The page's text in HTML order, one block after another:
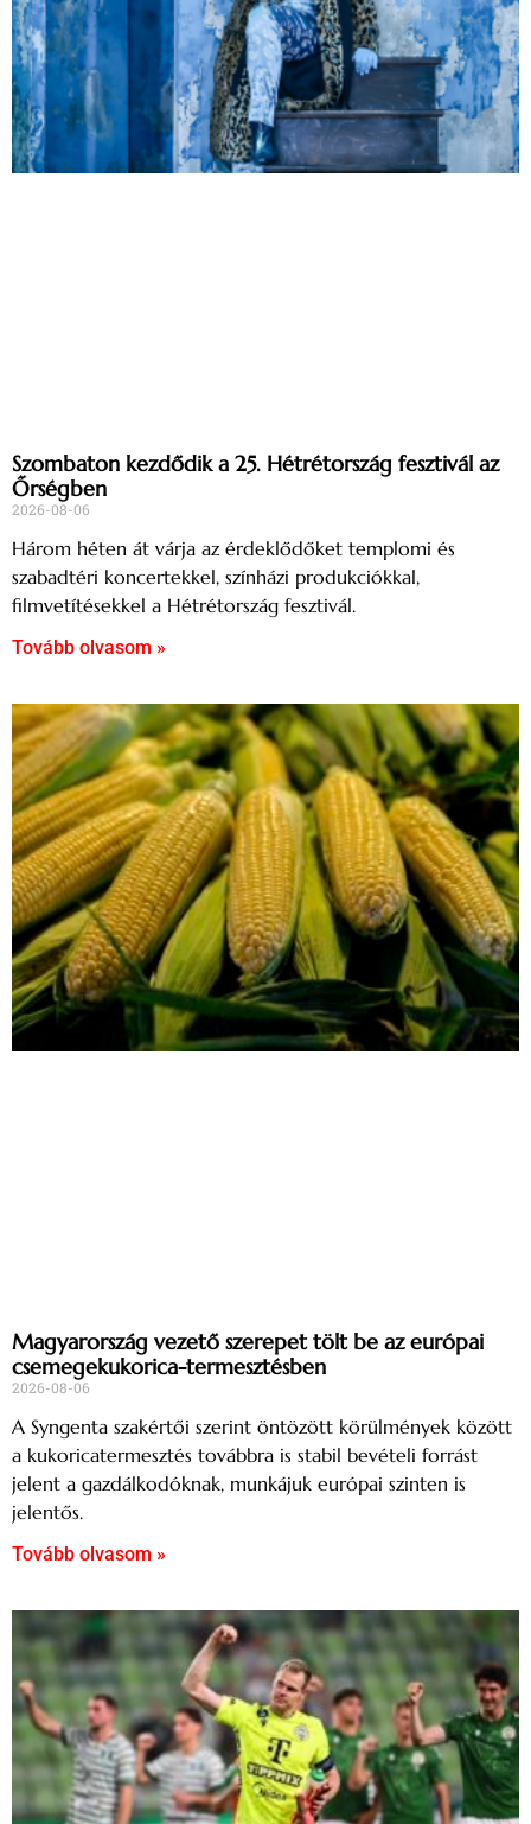
Szombaton kezdődik a 25. Hétrétország fesztivál az
Őrségben
2026-08-06
Három héten át várja az érdeklődőket templomi és
szabadtéri koncertekkel, színházi produkciókkal,
filmvetítésekkel a Hétrétország fesztivál.
Tovább olvasom »
Magyarország vezető szerepet tölt be az európai
csemegekukorica-termesztésben
2026-08-06
A Syngenta szakértői szerint öntözött körülmények között
a kukoricatermesztés továbbra is stabil bevételi forrást
jelent a gazdálkodóknak, munkájuk európai szinten is
jelentős.
Tovább olvasom »